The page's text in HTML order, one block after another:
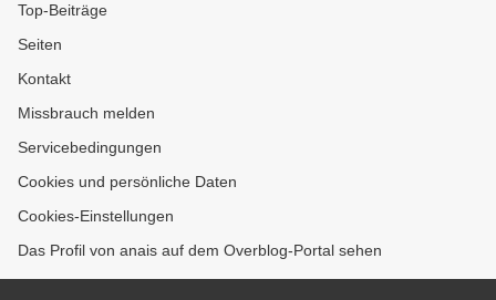
Top-Beiträge
Seiten
Kontakt
Missbrauch melden
Servicebedingungen
Cookies und persönliche Daten
Cookies-Einstellungen
Das Profil von anais auf dem Overblog-Portal sehen